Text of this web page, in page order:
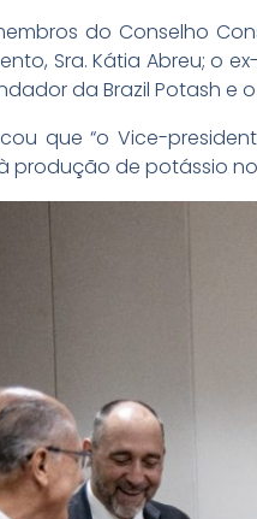
do Conselho
Sra. Kátia Abreu; o
da Brazil Potash e
que “o Vice-
de potássio